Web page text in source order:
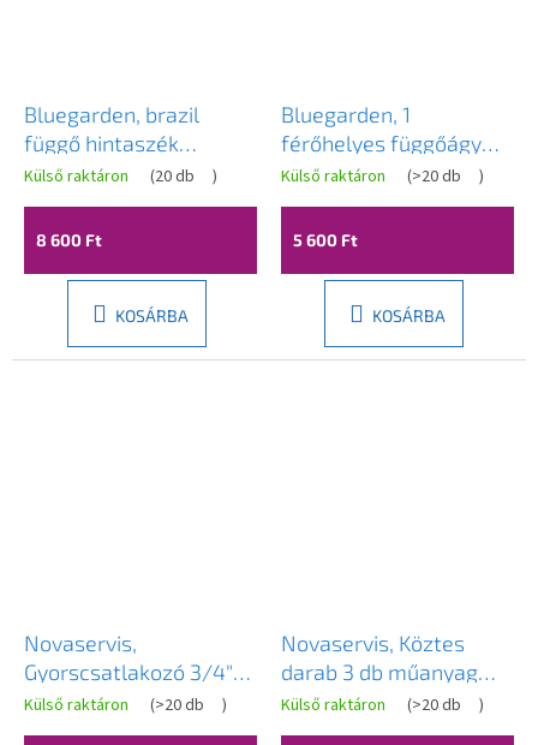
Bluegarden, brazil
függő hintaszék
90x53x100 cm, tarka,
OGR-04540
Külső raktáron (20 db )
8 600 Ft
KOSÁRBA
Bluegarden, 1
férőhelyes függőágy
190x140 cm, kék-zöld,
OGR-09007
Külső raktáron (>20 db )
5 600 Ft
KOSÁRBA
Novaservis,
Gyorscsatlakozó 3/4"
műanyag, DY8029
Külső raktáron (>20 db )
Novaservis, Köztes
darab 3 db műanyag
gyorscsatlakozóhoz,
DY8015
Külső raktáron (>20 db )